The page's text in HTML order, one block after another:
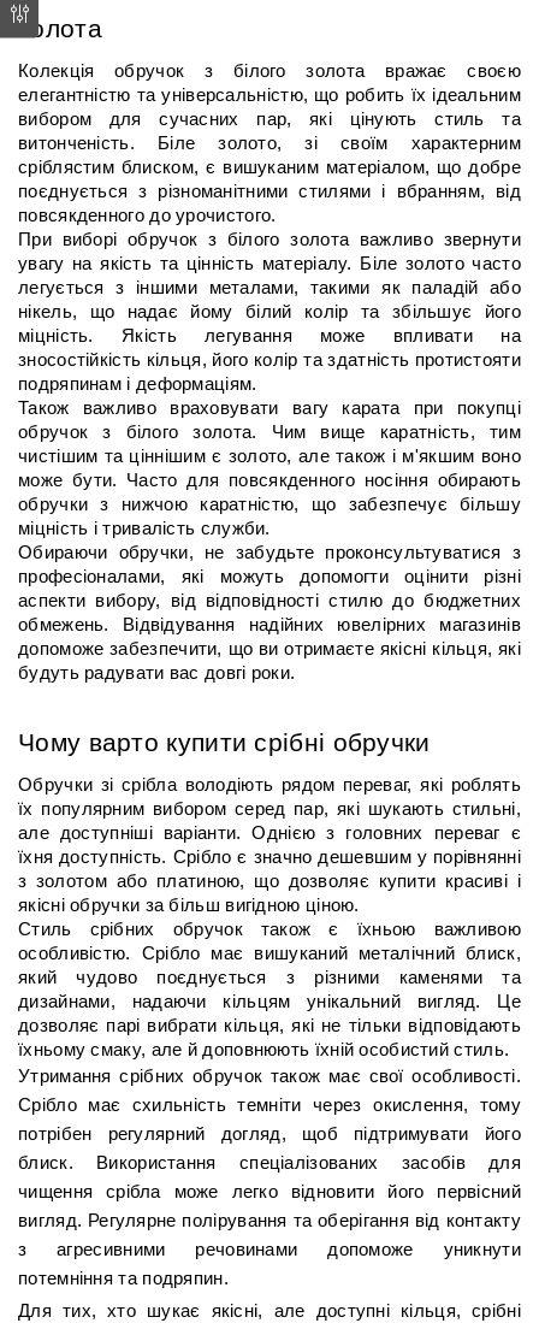
золота
Колекція обручок з білого золота вражає своєю
елегантністю та універсальністю, що робить їх ідеальним
вибором для сучасних пар, які цінують стиль та
витонченість. Біле золото, зі своїм характерним
сріблястим блиском, є вишуканим матеріалом, що добре
поєднується з різноманітними стилями і вбранням, від
повсякденного до урочистого.
При виборі обручок з білого золота важливо звернути
увагу на якість та цінність матеріалу. Біле золото часто
легується з іншими металами, такими як паладій або
нікель, що надає йому білий колір та збільшує його
міцність. Якість легування може впливати на
зносостійкість кільця, його колір та здатність протистояти
подряпинам і деформаціям.
Також важливо враховувати вагу карата при покупці
обручок з білого золота. Чим вище каратність, тим
чистішим та ціннішим є золото, але також і м'якшим воно
може бути. Часто для повсякденного носіння обирають
обручки з нижчою каратністю, що забезпечує більшу
міцність і тривалість служби.
Обираючи обручки, не забудьте проконсультуватися з
професіоналами, які можуть допомогти оцінити різні
аспекти вибору, від відповідності стилю до бюджетних
обмежень. Відвідування надійних ювелірних магазинів
допоможе забезпечити, що ви отримаєте якісні кільця, які
будуть радувати вас довгі роки.
Чому варто купити срібні обручки
Обручки зі срібла володіють рядом переваг, які роблять
їх популярним вибором серед пар, які шукають стильні,
але доступніші варіанти. Однією з головних переваг є
їхня доступність. Срібло є значно дешевшим у порівнянні
з золотом або платиною, що дозволяє купити красиві і
якісні обручки за більш вигідною ціною.
Стиль срібних обручок також є їхньою важливою
особливістю. Срібло має вишуканий металічний блиск,
який чудово поєднується з різними каменями та
дизайнами, надаючи кільцям унікальний вигляд. Це
дозволяє парі вибрати кільця, які не тільки відповідають
їхньому смаку, але й доповнюють їхній особистий стиль.
Утримання срібних обручок також має свої особливості.
Срібло має схильність темніти через окислення, тому
потрібен регулярний догляд, щоб підтримувати його
блиск. Використання спеціалізованих засобів для
чищення срібла може легко відновити його первісний
вигляд. Регулярне полірування та оберігання від контакту
з агресивними речовинами допоможе уникнути
потемніння та подряпин.
Для тих, хто шукає якісні, але доступні кільця, срібні